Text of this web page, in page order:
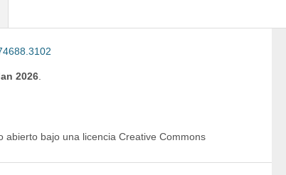
2026
abierto bajo una licencia Creative Commons